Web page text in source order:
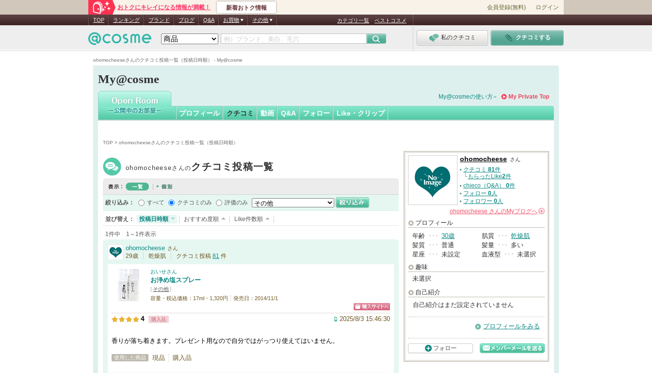
ohomocheeseさんのクチコミ投稿一覧（投稿日時順） - My@cosme
おトクにキレイになる情報が満載！ 新着おトク情報 会員登録(無料) ログイン
TOP ランキング ブランド ブログ Q&A お買物 その他 カテゴリ一覧 ベストコスメ
私のクチコミ クチコミする
My@cosme
ohomocheeseさん
My Private Top
My@cosmeの使い方
プロフィール クチコミ 動画 Q&A フォロー Like・クリップ
TOP > ohomocheeseさんのクチコミ投稿一覧（投稿日時順）
ohomocheeseさんのクチコミ投稿一覧
絞り込み： すべて クチコミのみ 評価のみ
並び替え： 投稿日時順 おすすめ度順 Like件数順
1件中 1～1件表示
ohomocheese さん
29歳 乾燥肌 クチコミ投稿 81 件
おいせさん
お浄め塩スプレー
[ その他]
容量・税込価格：17ml・1,320円
発売日：2014/11/1
4 購入品 2025/8/3 15:46:30
香りが落ち着きます。プレゼント用なので自分ではがっつり使えてはいません。
使用した商品 現品 購入品
ohomocheese さん
クチコミ 81件
└もらったLike2件
chieco（Q&A） 0件
フォロー 0人
フォロワー 0人
ohomocheese さんのMyブログへ
プロフィール
年齢 ･･･ 30歳 肌質 ･･･ 乾燥肌
髪質 ･･･ 普通 髪量 ･･･
多い
星座 ･･･ 未設定 血液型 ･･･ 未選択
趣味
未選択
自己紹介
自己紹介はまだ設定されていません
プロフィールをみる
フォロー